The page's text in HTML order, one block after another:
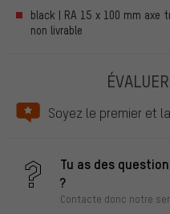
black | RA 15 x 100 mm axe
non livrable
Soyez le premier et
Tu as des
?
Contacte donc notre